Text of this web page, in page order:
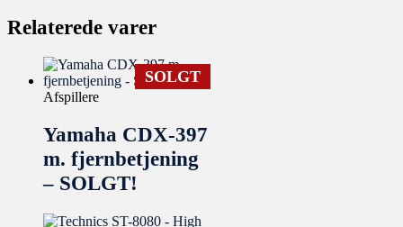
Relaterede varer
SOLGT
Afspillere
Yamaha CDX-397
m. fjernbetjening
– SOLGT!